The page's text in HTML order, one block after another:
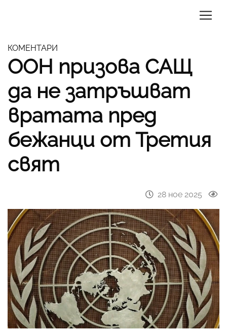
КОМЕНТАРИ
ООН призова САЩ
да не затръшват
вратата пред
бежанци от Третия
свят
28 ное 2025